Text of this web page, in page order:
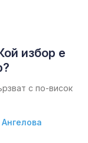
избор е
с по-висок